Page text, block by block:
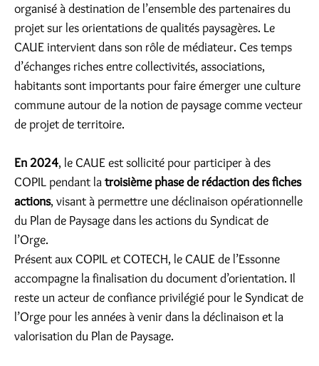
organisé à destination de l’ensemble des partenaires du
projet sur les orientations de qualités paysagères. Le
CAUE intervient dans son rôle de médiateur. Ces temps
d’échanges riches entre collectivités, associations,
habitants sont importants pour faire émerger une culture
commune autour de la notion de paysage comme vecteur
de projet de territoire.
En 2024, le CAUE est sollicité pour participer à des
COPIL pendant latroisième phase de rédaction des fiches
actions, visant à permettre une déclinaison opérationnelle
du Plan de Paysage dans les actions du Syndicat de
l’Orge.
Présent aux COPIL et COTECH, le CAUE de l’Essonne
accompagne la finalisation du document d’orientation. Il
reste un acteur de confiance privilégié pour le Syndicat de
l’Orge pour les années à venir dans la déclinaison et la
valorisation du Plan de Paysage.